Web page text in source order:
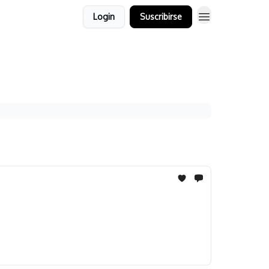
Login Suscribirse